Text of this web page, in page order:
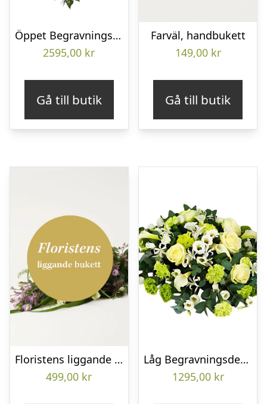
Öppet Begravningshjärta
2595,00 kr
Gå till butik
Farväl, handbukett
149,00 kr
Gå till butik
Floristens liggande bukett
499,00 kr
Låg Begravningsdekoration
1295,00 kr